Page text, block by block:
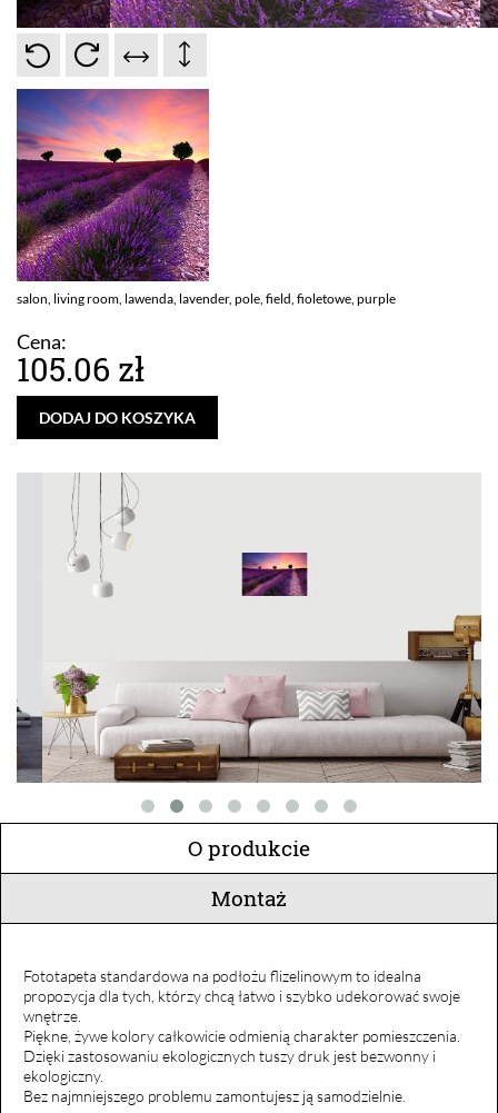
salon, living room, lawenda, lavender, pole, field, fioletowe, purple
Cena:
105.06 zł
DODAJ DO KOSZYKA
O produkcie
Montaż
Fototapeta standardowa na podłożu flizelinowym to idealna
propozycja dla tych, którzy chcą łatwo i szybko udekorować swoje
wnętrze.
Piękne, żywe kolory całkowicie odmienią charakter pomieszczenia.
Dzięki zastosowaniu ekologicznych tuszy druk jest bezwonny i
ekologiczny.
Bez najmniejszego problemu zamontujesz ją samodzielnie.